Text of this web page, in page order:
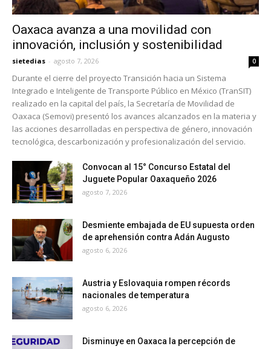
Oaxaca avanza a una movilidad con
innovación, inclusión y sostenibilidad
sietedias - agosto 7, 2026 0
Durante el cierre del proyecto Transición hacia un Sistema
Integrado e Inteligente de Transporte Público en México (TranSIT)
realizado en la capital del país, la Secretaría de Movilidad de
Oaxaca (Semovi) presentó los avances alcanzados en la materia y
las acciones desarrolladas en perspectiva de género, innovación
tecnológica, descarbonización y profesionalización del servicio.
Convocan al 15° Concurso Estatal del
Juguete Popular Oaxaqueño 2026
agosto 7, 2026
Desmiente embajada de EU supuesta orden
de aprehensión contra Adán Augusto
agosto 6, 2026
Austria y Eslovaquia rompen récords
nacionales de temperatura
agosto 6, 2026
Disminuye en Oaxaca la percepción de